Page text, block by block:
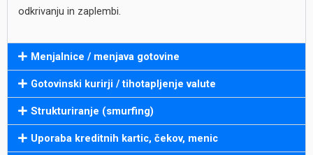
odkrivanju in zaplembi.
Menjalnice / menjava gotovine
Gotovinski kurirji / tihotapljenje valute
Strukturiranje (smurfing)
Uporaba kreditnih kartic, čekov, menic